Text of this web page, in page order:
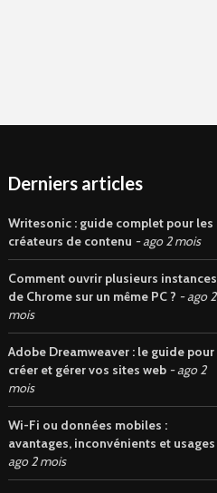
Derniers articles
Writesonic : guide complet pour les
créateurs de contenu
ago 2 mois
Comment ouvrir plusieurs instances
de Chrome sur un même PC ?
ago 2
mois
Adobe Dreamweaver : le guide pour
créer et gérer vos sites web
ago 2
mois
Wi-Fi ou données mobiles :
avantages, inconvénients et usages
ago 2 mois